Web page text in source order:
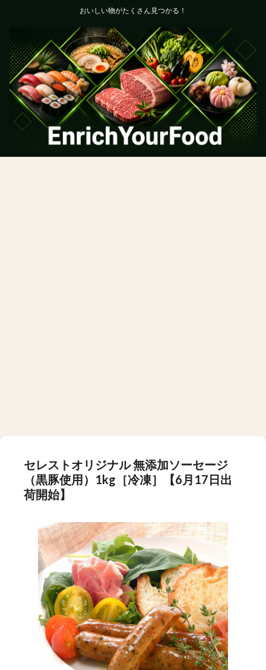
おいしい物がたくさん見つかる！
セレストオリジナル 無添加ソーセージ
（黒豚使用）1kg［冷凍］【6月17日出
荷開始】